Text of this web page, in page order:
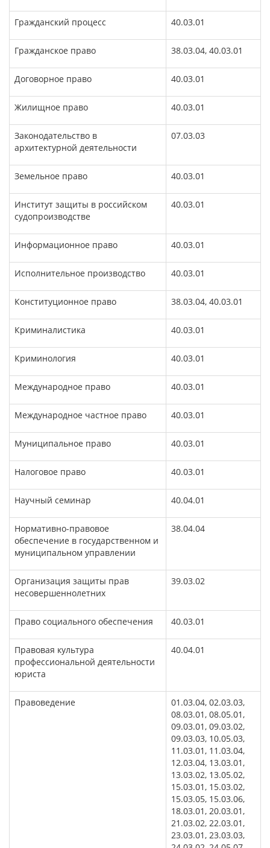
Гражданский процесс 40.03.01
Гражданское право 38.03.04, 40.03.01
Договорное право 40.03.01
Жилищное право 40.03.01
Законодательство в
архитектурной деятельности
07.03.03
Земельное право 40.03.01
Институт защиты в российском
судопроизводстве
40.03.01
Информационное право 40.03.01
Исполнительное производство 40.03.01
Конституционное право 38.03.04, 40.03.01
Криминалистика 40.03.01
Криминология 40.03.01
Международное право 40.03.01
Международное частное право 40.03.01
Муниципальное право 40.03.01
Налоговое право 40.03.01
Научный семинар 40.04.01
Нормативно-правовое
обеспечение в государственном и
муниципальном управлении
38.04.04
Организация защиты прав
несовершеннолетних
39.03.02
Право социального обеспечения 40.03.01
Правовая культура
профессиональной деятельности
юриста
40.04.01
Правоведение
01.03.04, 02.03.03,
08.03.01, 08.05.01,
09.03.01, 09.03.02,
09.03.03, 10.05.03,
11.03.01, 11.03.04,
12.03.04, 13.03.01,
13.03.02, 13.05.02,
15.03.01, 15.03.02,
15.03.05, 15.03.06,
18.03.01, 20.03.01,
21.03.02, 22.03.01,
23.03.01, 23.03.03,